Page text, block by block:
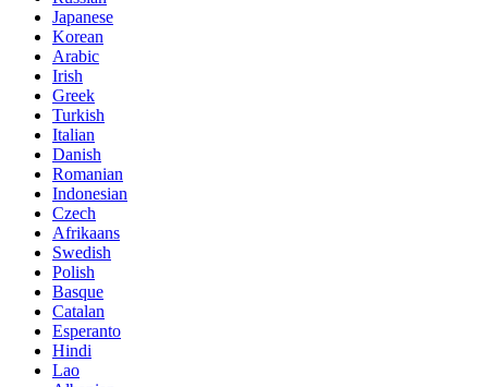
Japanese
Korean
Arabic
Irish
Greek
Turkish
Italian
Danish
Romanian
Indonesian
Czech
Afrikaans
Swedish
Polish
Basque
Catalan
Esperanto
Hindi
Lao